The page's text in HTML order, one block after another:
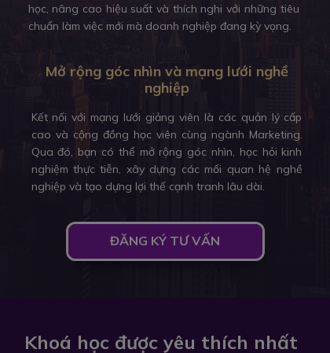
Mở rộng góc nhìn và mạng lưới nghề
nghiệp
Kết nối với mạng lưới giảng viên là các quản lý cấp
cao và cộng đồng học viên cùng ngành Marketing.
Qua đó, bạn có thể mở rộng góc nhìn, học hỏi kinh
nghiệm thực tiễn, xây dựng các mối quan hệ nghề
nghiệp và tạo dựng lợi thế cạnh tranh lâu dài.
học, nâng cao hiệu suất và thích nghi với những tiêu
chuẩn làm việc mới mà doanh nghiệp đang kỳ vọng.
ĐĂNG KÝ TƯ VẤN
Khoá học được yêu thích nhất